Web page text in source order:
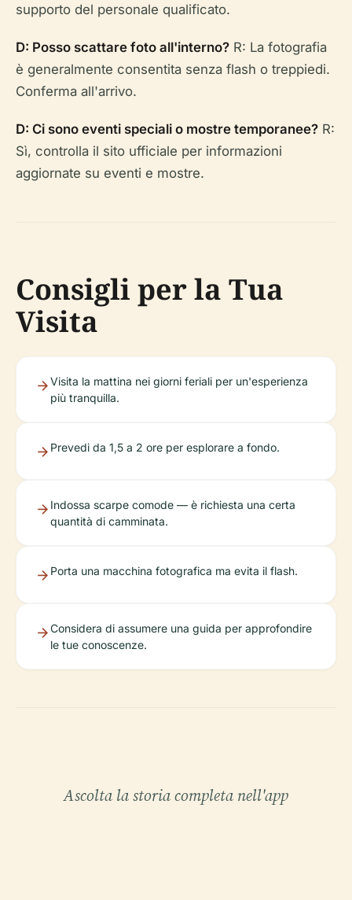
supporto del personale qualificato.
D: Posso scattare foto all'interno? R: La fotografia
è generalmente consentita senza flash o treppiedi.
Conferma all'arrivo.
D: Ci sono eventi speciali o mostre temporanee? R:
Sì, controlla il sito ufficiale per informazioni
aggiornate su eventi e mostre.
Consigli per la Tua
Visita
Visita la mattina nei giorni feriali per un'esperienza
più tranquilla.
Prevedi da 1,5 a 2 ore per esplorare a fondo.
Indossa scarpe comode — è richiesta una certa
quantità di camminata.
Porta una macchina fotografica ma evita il flash.
Considera di assumere una guida per approfondire
le tue conoscenze.
Ascolta la storia completa nell'app